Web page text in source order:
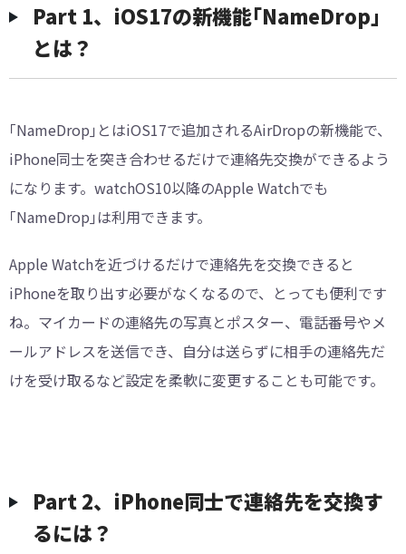
Part 1、iOS17の新機能｢NameDrop｣
とは？
｢NameDrop｣とはiOS17で追加されるAirDropの新機能で、
iPhone同士を突き合わせるだけで連絡先交換ができるよう
になります。watchOS10以降のApple Watchでも
｢NameDrop｣は利用できます。
Apple Watchを近づけるだけで連絡先を交換できると
iPhoneを取り出す必要がなくなるので、とっても便利です
ね。マイカードの連絡先の写真とポスター、電話番号やメ
ールアドレスを送信でき、自分は送らずに相手の連絡先だ
けを受け取るなど設定を柔軟に変更することも可能です。
Part 2、iPhone同士で連絡先を交換す
るには？